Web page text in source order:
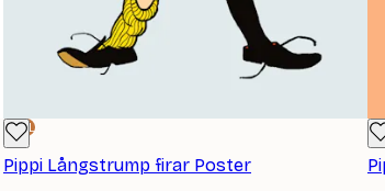
DEAL
Pippi Långstrump firar Poster